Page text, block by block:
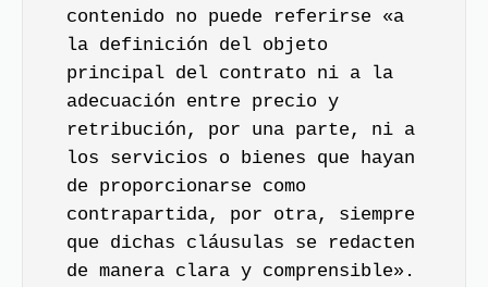
contenido no puede referirse «a
la definición del objeto
principal del contrato ni a la
adecuación entre precio y
retribución, por una parte, ni a
los servicios o bienes que hayan
de proporcionarse como
contrapartida, por otra, siempre
que dichas cláusulas se redacten
de manera clara y comprensible».